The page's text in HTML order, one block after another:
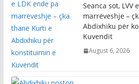
Seanca sot, LVV
marrëveshje –
Abdixhiku për
Kuvendit
August 6, 2026